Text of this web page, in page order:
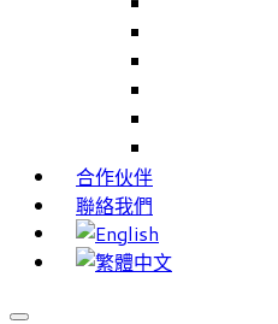
合作伙伴
聯絡我們